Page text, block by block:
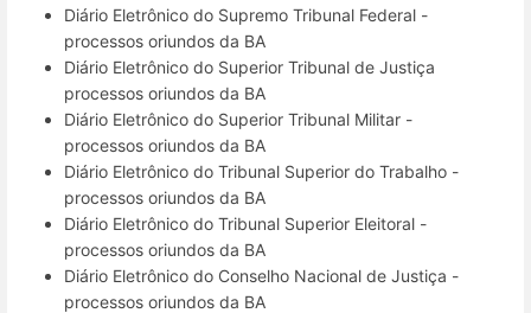
Diário Eletrônico do Supremo Tribunal Federal -
processos oriundos da BA
Diário Eletrônico do Superior Tribunal de Justiça
processos oriundos da BA
Diário Eletrônico do Superior Tribunal Militar -
processos oriundos da BA
Diário Eletrônico do Tribunal Superior do Trabalho -
processos oriundos da BA
Diário Eletrônico do Tribunal Superior Eleitoral -
processos oriundos da BA
Diário Eletrônico do Conselho Nacional de Justiça -
processos oriundos da BA